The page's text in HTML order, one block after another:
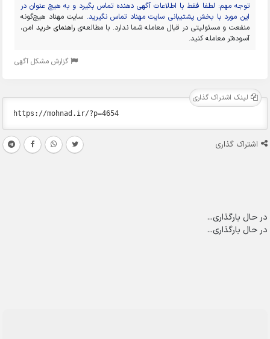
توجه مهم: لطفا فقط با اطلاعات آگهی دهنده تماس بگیرد و به هیچ عنوان در
این مورد با بخش پشتیبانی سایت مهناد تماس نگیرید. سایت مهناد هیچ‌گونه
منفعت و مسئولیتی در قبال معامله شما ندارد. با مطالعه‌ی راهنمای خرید امن،
آسوده‌تر معامله کنید.
گزارش مشکل آگهی
لینک اشتراک گذاری
اشتراک گذاری
در حال بارگذاری...
در حال بارگذاری...